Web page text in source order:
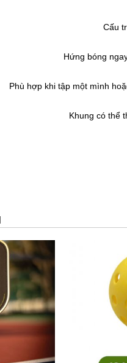
Cấu
Hứng bóng
Phù hợp khi tập một mình
Khung có thể